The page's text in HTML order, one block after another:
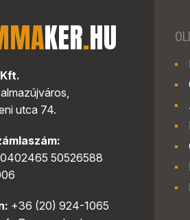
KER.HU
utca 74.
50526588
+36 (20) 924-1065